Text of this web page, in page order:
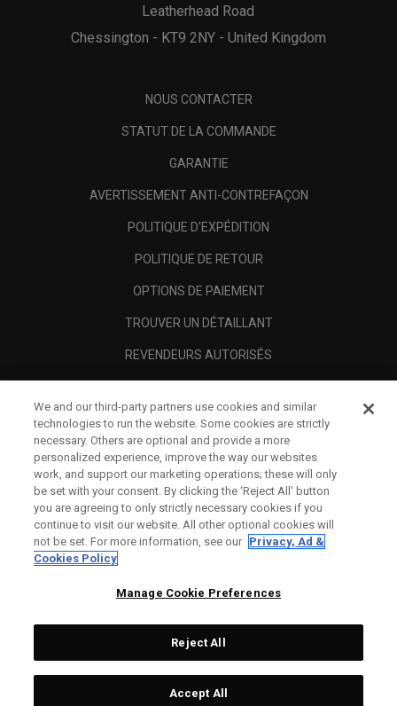
Leatherhead Road
Chessington - KT9 2NY - United Kingdom
NOUS CONTACTER
STATUT DE LA COMMANDE
GARANTIE
AVERTISSEMENT ANTI-CONTREFAÇON
POLITIQUE D'EXPÉDITION
POLITIQUE DE RETOUR
OPTIONS DE PAIEMENT
TROUVER UN DÉTAILLANT
REVENDEURS AUTORISÉS
A PROPOS
MENTIONS LÉGALES
Topgolf Callaway Brands.
All rights reserved.
We and our third-party partners use cookies and similar
technologies to run the website. Some cookies are strictly
necessary. Others are optional and provide a more
personalized experience, improve the way our websites
work, and support our marketing operations; these will only
be set with your consent. By clicking the ‘Reject All' button
you are agreeing to only strictly necessary cookies if you
continue to visit our website. All other optional cookies will
not be set. For more information, see our Privacy, Ad &
Cookies Policy
Manage Cookie Preferences
Reject All
Accept All